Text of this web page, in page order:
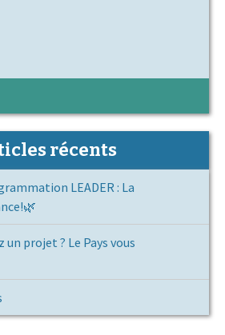
récents
LEADER : La
un projet ? Le Pays vous